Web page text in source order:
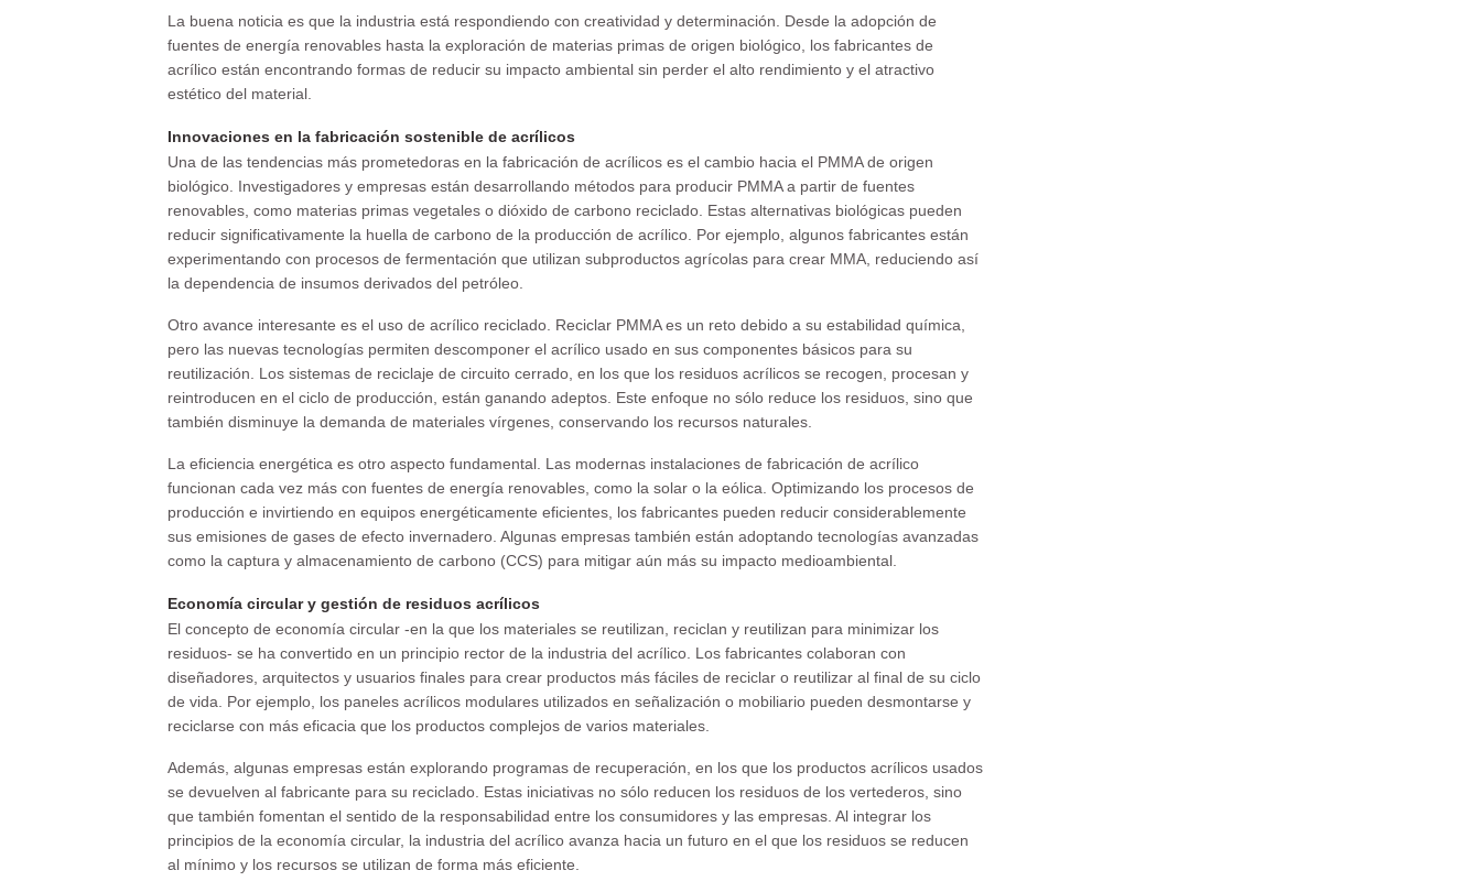
La buena noticia es que la industria está respondiendo con creatividad y determinación. Desde la adopción de
fuentes de energía renovables hasta la exploración de materias primas de origen biológico, los fabricantes de
acrílico están encontrando formas de reducir su impacto ambiental sin perder el alto rendimiento y el atractivo
estético del material.
Innovaciones en la fabricación sostenible de acrílicos
Una de las tendencias más prometedoras en la fabricación de acrílicos es el cambio hacia el PMMA de origen
biológico. Investigadores y empresas están desarrollando métodos para producir PMMA a partir de fuentes
renovables, como materias primas vegetales o dióxido de carbono reciclado. Estas alternativas biológicas pueden
reducir significativamente la huella de carbono de la producción de acrílico. Por ejemplo, algunos fabricantes están
experimentando con procesos de fermentación que utilizan subproductos agrícolas para crear MMA, reduciendo así
la dependencia de insumos derivados del petróleo.
Otro avance interesante es el uso de acrílico reciclado. Reciclar PMMA es un reto debido a su estabilidad química,
pero las nuevas tecnologías permiten descomponer el acrílico usado en sus componentes básicos para su
reutilización. Los sistemas de reciclaje de circuito cerrado, en los que los residuos acrílicos se recogen, procesan y
reintroducen en el ciclo de producción, están ganando adeptos. Este enfoque no sólo reduce los residuos, sino que
también disminuye la demanda de materiales vírgenes, conservando los recursos naturales.
La eficiencia energética es otro aspecto fundamental. Las modernas instalaciones de fabricación de acrílico
funcionan cada vez más con fuentes de energía renovables, como la solar o la eólica. Optimizando los procesos de
producción e invirtiendo en equipos energéticamente eficientes, los fabricantes pueden reducir considerablemente
sus emisiones de gases de efecto invernadero. Algunas empresas también están adoptando tecnologías avanzadas
como la captura y almacenamiento de carbono (CCS) para mitigar aún más su impacto medioambiental.
Economía circular y gestión de residuos acrílicos
El concepto de economía circular -en la que los materiales se reutilizan, reciclan y reutilizan para minimizar los
residuos- se ha convertido en un principio rector de la industria del acrílico. Los fabricantes colaboran con
diseñadores, arquitectos y usuarios finales para crear productos más fáciles de reciclar o reutilizar al final de su ciclo
de vida. Por ejemplo, los paneles acrílicos modulares utilizados en señalización o mobiliario pueden desmontarse y
reciclarse con más eficacia que los productos complejos de varios materiales.
Además, algunas empresas están explorando programas de recuperación, en los que los productos acrílicos usados
se devuelven al fabricante para su reciclado. Estas iniciativas no sólo reducen los residuos de los vertederos, sino
que también fomentan el sentido de la responsabilidad entre los consumidores y las empresas. Al integrar los
principios de la economía circular, la industria del acrílico avanza hacia un futuro en el que los residuos se reducen
al mínimo y los recursos se utilizan de forma más eficiente.